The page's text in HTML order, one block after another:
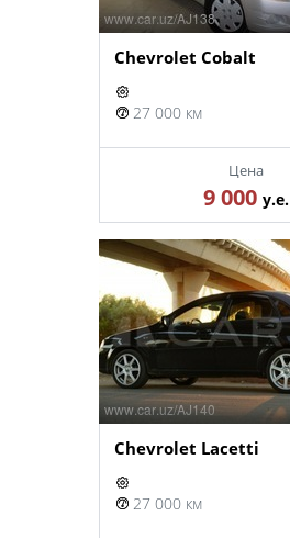
Chevrolet Cobalt
27 000 км
Цена
9 000 у.е.
Chevrolet Lacetti
27 000 км